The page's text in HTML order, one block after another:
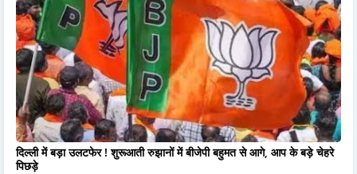
दिल्ली में बड़ा उलटफेर ! शुरूआती रुझानों में बीजेपी बहुमत से आगे, आप के बड़े चेहरे
पिछड़े